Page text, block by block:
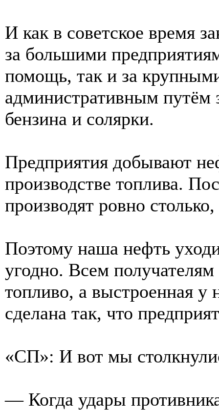
И как в советское время
за большими
помощь, так и за
административным путём
бензина и солярки.
Предприятия добывают
производстве топлива.
производят ровно
Поэтому наша нефть
угодно. Всем
топливо, а выстроенная у
сделана так, что
«СП»: И вот мы
— Когда удары